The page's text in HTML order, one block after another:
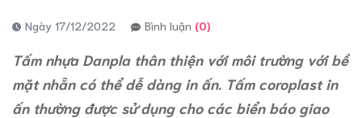
Ngày 17/12/2022 Bình luận (0)
Tấm nhựa Danpla thân thiện với môi trường với bề
mặt nhẵn có thể dễ dàng in ấn. Tấm coroplast in
ấn thường được sử dụng cho các biển báo giao